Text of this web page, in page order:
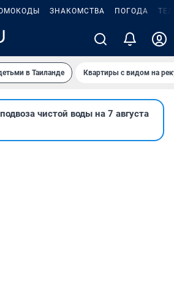
ЗНАКОМСТВА ПОГОДА
в Таиланде Квартиры с видом на
чистой воды на 7 августа